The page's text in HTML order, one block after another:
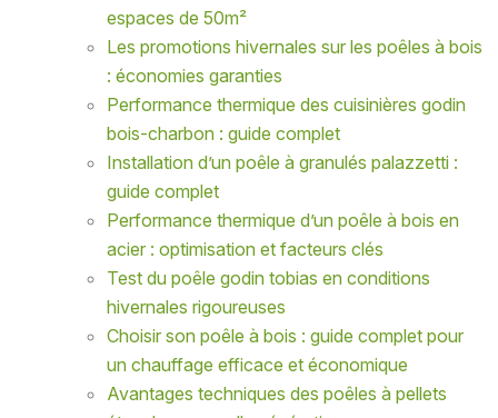
espaces de 50m²
Les promotions hivernales sur les poêles à bois
: économies garanties
Performance thermique des cuisinières godin
bois-charbon : guide complet
Installation d’un poêle à granulés palazzetti :
guide complet
Performance thermique d’un poêle à bois en
acier : optimisation et facteurs clés
Test du poêle godin tobias en conditions
hivernales rigoureuses
Choisir son poêle à bois : guide complet pour
un chauffage efficace et économique
Avantages techniques des poêles à pellets